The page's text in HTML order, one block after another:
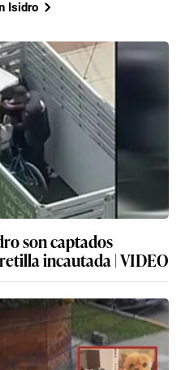
Isidro
son captados
incautada | VIDEO